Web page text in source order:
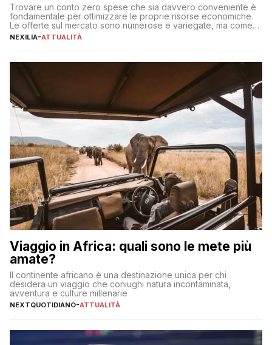
Trovare un conto zero spese che sia davvero conveniente è
fondamentale per ottimizzare le proprie risorse economiche.
Le offerte sul mercato sono numerose e variegate, ma come
individuare quella più adatta alle proprie esigenze senza
sul […]
NEXILIA-ATTUALITÀ
Viaggio in Africa: quali sono le mete più
amate?
Il continente africano è una destinazione unica per chi
desidera un viaggio che coniughi natura incontaminata,
avventura e culture millenarie
NEXTQUOTIDIANO-ATTUALITÀ